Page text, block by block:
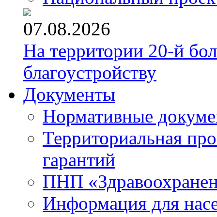
07.08.2026
На территории 20-й
благоустройству
Документы
Нормативные
Территориальная
гарантий
ПНП
Информация для